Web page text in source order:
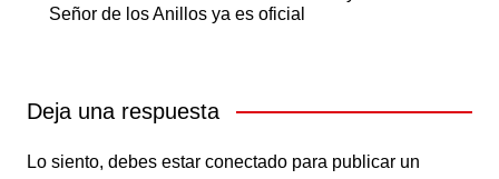
Señor de los Anillos ya es oficial
Deja una respuesta
Lo siento, debes estar conectadopara publicar un